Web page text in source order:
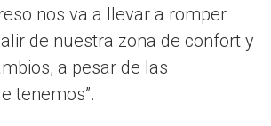
nos va a llevar a romper
de nuestra zona de confort y
a pesar de las
tenemos”.